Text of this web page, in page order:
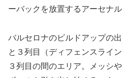
ーバックを放置するアーセナル
バルセロナのビルドアップの
と３列目（ディフェンスライ
３列目の間のエリア。メッシ